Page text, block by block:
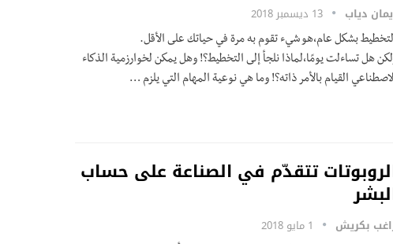
دياب 13 ديسمبر 2018
بشكل عام،هو شيء تقوم به مرة في حياتك على الأقل.
هل تساءلت يومًا،لماذا نلجأ إلى التخطيط؟! وهل يمكن لخوارزمية الذكاء
القيام بالأمر ذاته؟! وما هي نوعية المهام التي يلزم …
تتقدّم في الصناعة على حساب
بكريش 1 مايو 2018